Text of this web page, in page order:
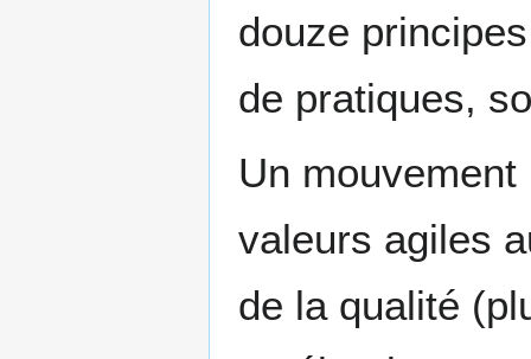
douze
de pratiques,
Un
valeurs agiles
de la qualité